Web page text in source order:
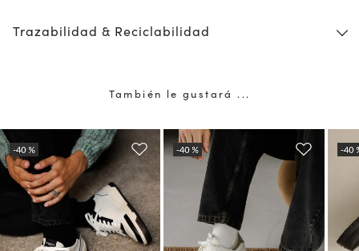
Trazabilidad & Reciclabilidad
También le gustará ...